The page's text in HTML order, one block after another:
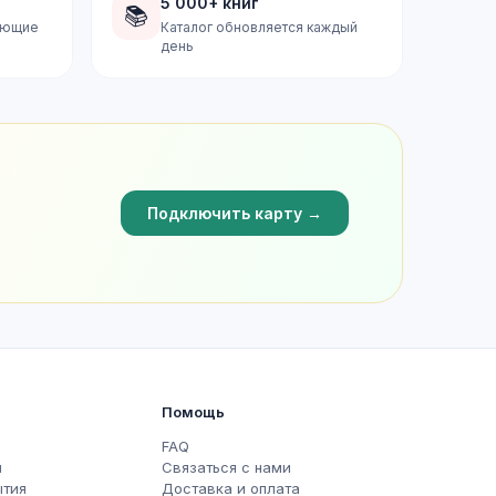
📚
Каталог обновляется каждый
день
Подключить карту →
Помощь
FAQ
Связаться с нами
Доставка и оплата